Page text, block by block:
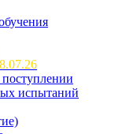
испытаний